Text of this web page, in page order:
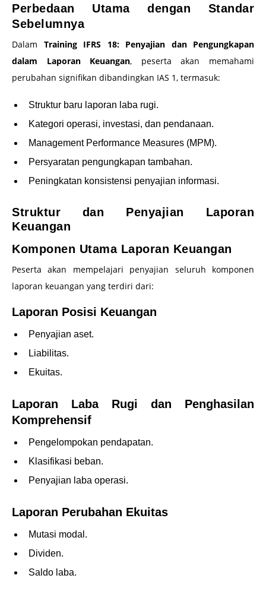
Perbedaan Utama dengan Standar
Sebelumnya
Dalam Training IFRS 18: Penyajian dan Pengungkapan
dalam Laporan Keuangan, peserta akan memahami
perubahan signifikan dibandingkan IAS 1, termasuk:
Struktur baru laporan laba rugi.
Kategori operasi, investasi, dan pendanaan.
Management Performance Measures (MPM).
Persyaratan pengungkapan tambahan.
Peningkatan konsistensi penyajian informasi.
Struktur dan Penyajian Laporan
Keuangan
Komponen Utama Laporan Keuangan
Peserta akan mempelajari penyajian seluruh komponen
laporan keuangan yang terdiri dari:
Laporan Posisi Keuangan
Penyajian aset.
Liabilitas.
Ekuitas.
Laporan Laba Rugi dan Penghasilan
Komprehensif
Pengelompokan pendapatan.
Klasifikasi beban.
Penyajian laba operasi.
Laporan Perubahan Ekuitas
Mutasi modal.
Dividen.
Saldo laba.